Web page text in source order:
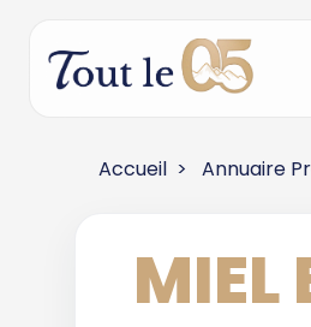
Accueil Annuaire
MIEL